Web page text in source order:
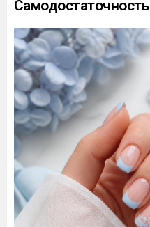
Самодостаточность